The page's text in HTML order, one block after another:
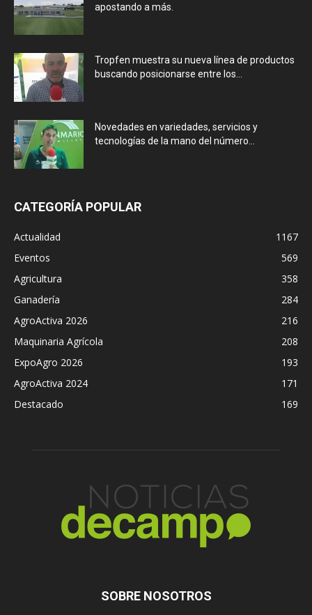
apostando a más.
Tropfen muestra su nueva línea de productos
buscando posicionarse entre los...
Novedades en variedades, servicios y
tecnologías de la mano del número...
CATEGORÍA POPULAR
Actualidad
1167
Eventos
569
Agricultura
358
Ganadería
284
AgroActiva 2026
216
Maquinaria Agrícola
208
ExpoAgro 2026
193
AgroActiva 2024
171
Destacado
169
SOBRE NOSOTROS